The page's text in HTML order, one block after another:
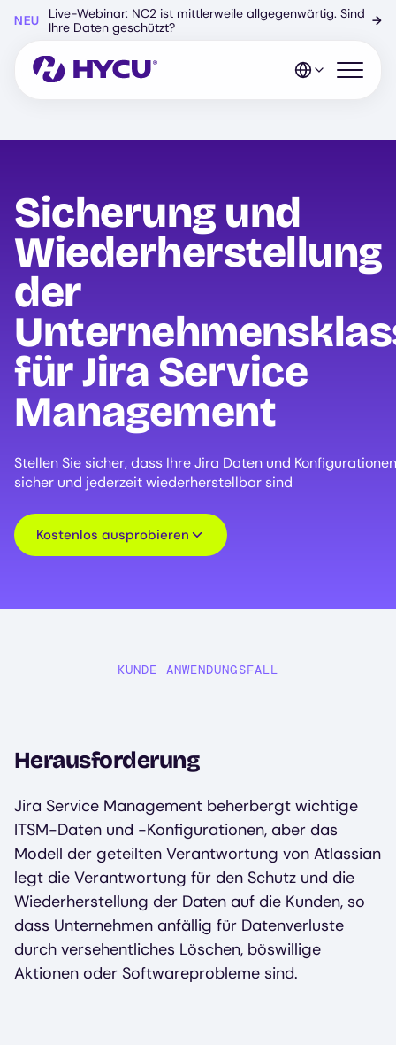
Hauptinhalt
NEU
Live-Webinar: NC2 ist mittlerweile allgegenwärtig. Sind
Ihre Daten geschützt?
→
Mobiles
Sicherung und
Wiederherstellung
der
für Jira Service
Management
Stellen Sie sicher, dass Ihre Jira Daten und Konfigurationen
sicher und jederzeit wiederherstellbar sind
Kostenlos ausprobieren
KUNDE ANWENDUNGSFALL
Herausforderung
Jira Service Management beherbergt wichtige
ITSM-Daten und -Konfigurationen, aber das
Modell der geteilten Verantwortung von Atlassian
legt die Verantwortung für den Schutz und die
Wiederherstellung der Daten auf die Kunden, so
dass Unternehmen anfällig für Datenverluste
durch versehentliches Löschen, böswillige
Aktionen oder Softwareprobleme sind.